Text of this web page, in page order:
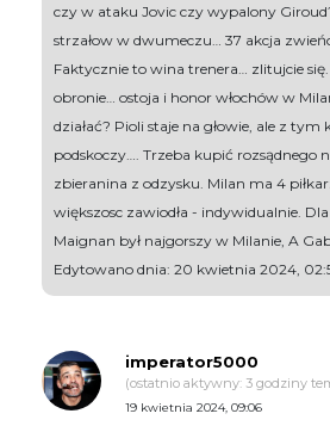
czy w ataku Jovic czy wypalony
strzałow w dwumeczu… 37 akcja
Faktycznie to wina trenera… zlitujcie
obronie… ostoja i honor włochów w
działać? Pioli staje na głowie, ale z tym
podskoczy…. Trzeba kupić rozsądnego
zbieranina z odzysku. Milan ma 4
większosc zawiodła - indywidualnie.
Maignan był najgorszy w Milanie, A
Edytowano dnia: 20 kwietnia 2024,
imperator5000
(ostatnio aktywny: 3 godziny
19 kwietnia 2024, 09:06